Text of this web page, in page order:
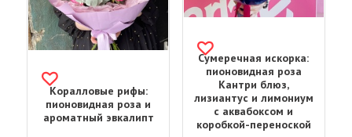
Коралловые рифы:
пионовидная роза и
ароматный эвкалипт
Сумеречная искорка:
пионовидная роза
Кантри блюз,
лизиантус и лимониум
с аквабоксом и
коробкой-переноской